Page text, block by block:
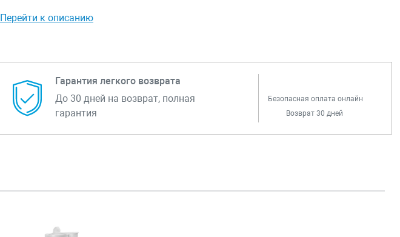
Перейти к описанию
Гарантия легкого возврата
До 30 дней на возврат, полная
гарантия
Безопасная оплата онлайн
Возврат 30 дней